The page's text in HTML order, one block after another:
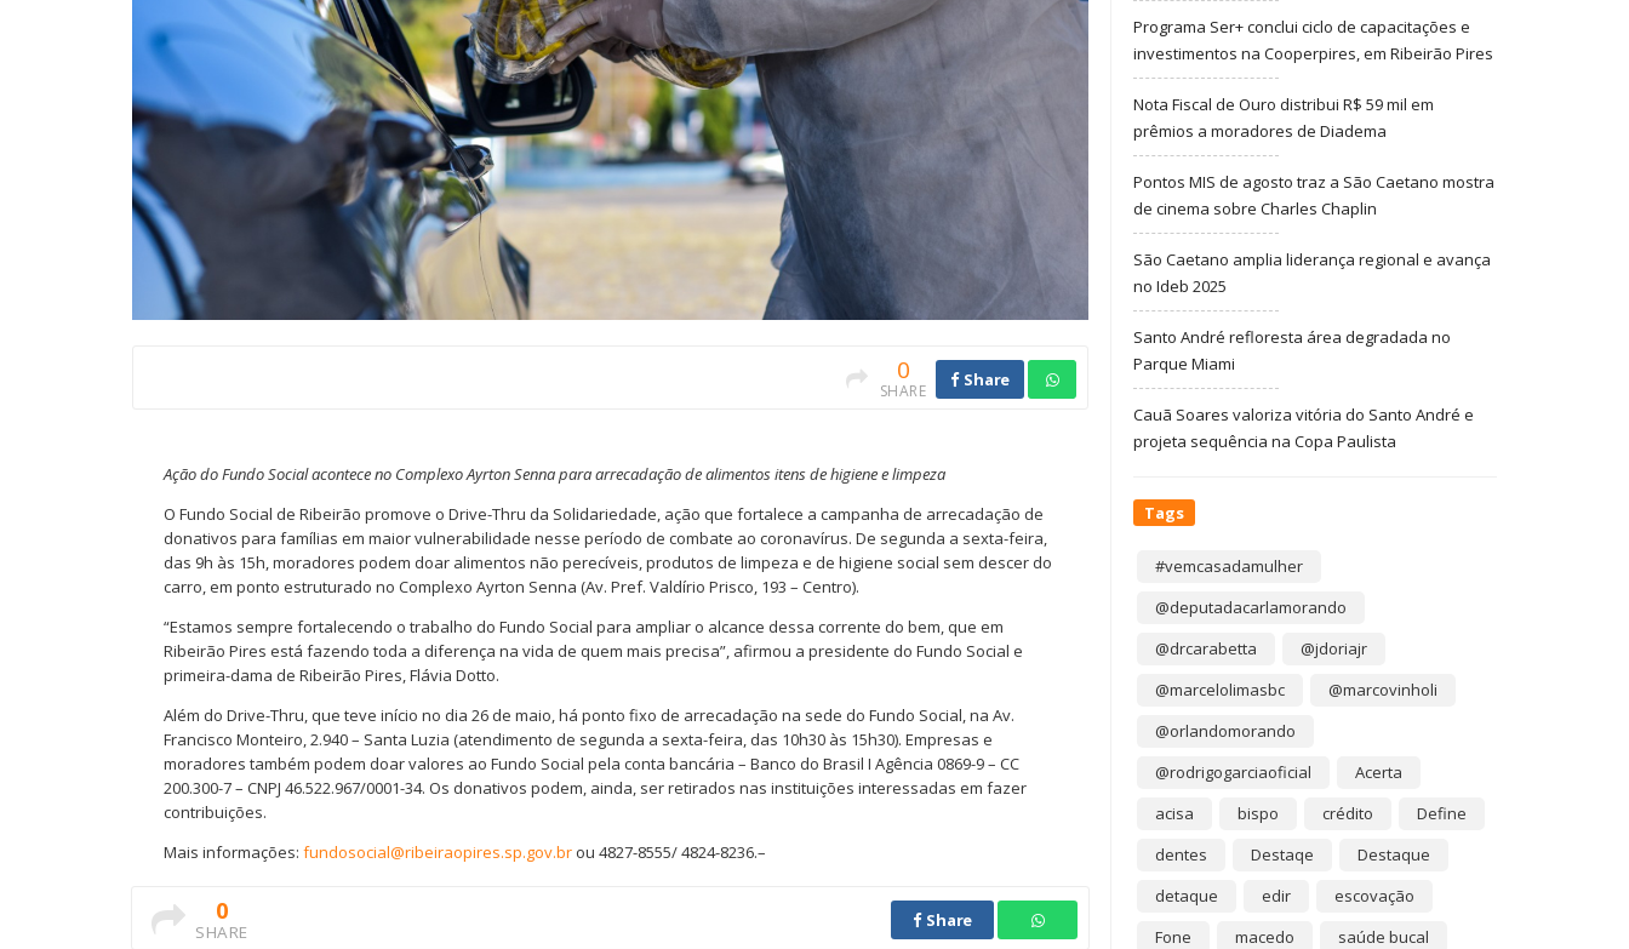
0
SHARE
Share
Ação do Fundo Social acontece no Complexo Ayrton Senna para arrecadação de alimentos itens de higiene e limpeza
O Fundo Social de Ribeirão promove o Drive-Thru da Solidariedade, ação que fortalece a campanha de arrecadação de
donativos para famílias em maior vulnerabilidade nesse período de combate ao coronavírus. De segunda a sexta-feira,
das 9h às 15h, moradores podem doar alimentos não perecíveis, produtos de limpeza e de higiene social sem descer do
carro, em ponto estruturado no Complexo Ayrton Senna (Av. Pref. Valdírio Prisco, 193 – Centro).
“Estamos sempre fortalecendo o trabalho do Fundo Social para ampliar o alcance dessa corrente do bem, que em
Ribeirão Pires está fazendo toda a diferença na vida de quem mais precisa”, afirmou a presidente do Fundo Social e
primeira-dama de Ribeirão Pires, Flávia Dotto.
Além do Drive-Thru, que teve início no dia 26 de maio, há ponto fixo de arrecadação na sede do Fundo Social, na Av.
Francisco Monteiro, 2.940 – Santa Luzia (atendimento de segunda a sexta-feira, das 10h30 às 15h30). Empresas e
moradores também podem doar valores ao Fundo Social pela conta bancária – Banco do Brasil I Agência 0869-9 – CC
200.300-7 – CNPJ 46.522.967/0001-34. Os donativos podem, ainda, ser retirados nas instituições interessadas em fazer
contribuições.
Mais informações: fundosocial@ribeiraopires.sp.gov.br ou 4827-8555/ 4824-8236.–
0
SHARE
Share
Programa Ser+ conclui ciclo de capacitações e
investimentos na Cooperpires, em Ribeirão Pires
Nota Fiscal de Ouro distribui R$ 59 mil em
prêmios a moradores de Diadema
Pontos MIS de agosto traz a São Caetano mostra
de cinema sobre Charles Chaplin
São Caetano amplia liderança regional e avança
no Ideb 2025
Santo André refloresta área degradada no
Parque Miami
Cauã Soares valoriza vitória do Santo André e
projeta sequência na Copa Paulista
Tags
#vemcasadamulher
@deputadacarlamorando
@drcarabetta
@jdoriajr
@marcelolimasbc
@marcovinholi
@orlandomorando
@rodrigogarciaoficial
Acerta
acisa
bispo crédito
Define
dentes
Destaqe
Destaque
detaque
edir
escovação
Fone
macedo
saúde bucal